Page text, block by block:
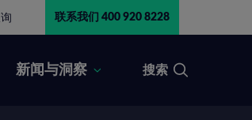
联系我们 400 920 8228
新闻与洞察 搜索